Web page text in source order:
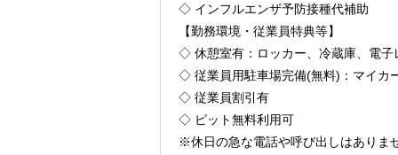
◇ インフルエンザ予防接種代補助
【勤務環境・従業員特典等】
◇ 休憩室有：ロッカー、冷蔵庫、電子
◇ 従業員用駐車場完備(無料)：マイカ
◇ 従業員割引有
◇ ピット無料利用可
※休日の急な電話や呼び出しはありま